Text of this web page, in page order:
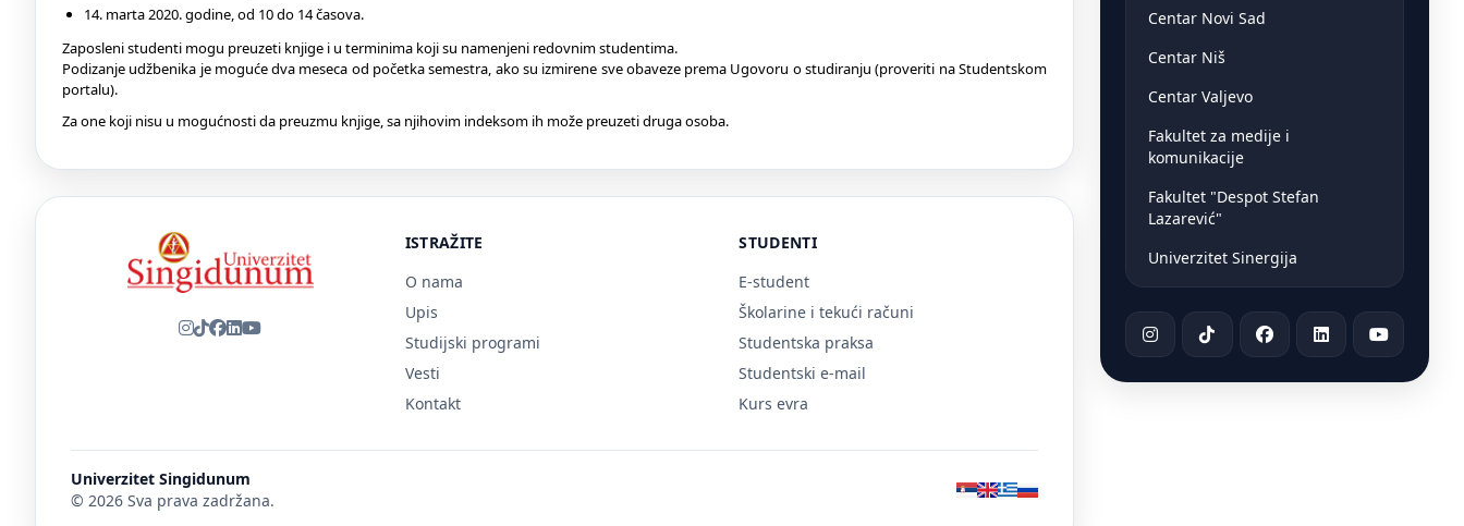
14. marta 2020. godine, od 10 do 14 časova.
Zaposleni studenti mogu preuzeti knjige i u terminima koji su namenjeni redovnim studentima.
Podizanje udžbenika je moguće dva meseca od početka semestra, ako su izmirene sve obaveze prema Ugovoru o studiranju (proveriti na Studentskom
portalu).
Za one koji nisu u mogućnosti da preuzmu knjige, sa njihovim indeksom ih može preuzeti druga osoba.
ISTRAŽITE
O nama
Upis
Studijski programi
Vesti
Kontakt
STUDENTI
E-student
Školarine i tekući računi
Studentska praksa
Studentski e-mail
Kurs evra
Univerzitet Singidunum
© 2026 Sva prava zadržana.
Centar Novi Sad
Centar Niš
Centar Valjevo
Fakultet za medije i
komunikacije
Fakultet "Despot Stefan
Lazarević"
Univerzitet Sinergija